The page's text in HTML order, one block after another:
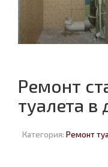
Ремонт
туалета в
Категория: Ремонт